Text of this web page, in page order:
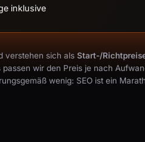
inklusive
verstehen sich als Start-/
wir den Preis je nach
wenig: SEO ist ein